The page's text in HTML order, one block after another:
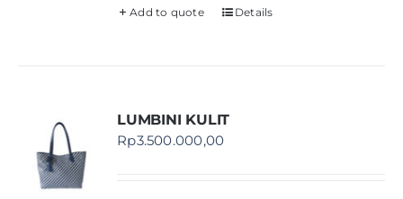
Add to quote Details
LUMBINI KULIT
Rp3.500.000,00